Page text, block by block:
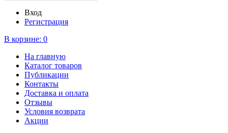
Вход
Регистрация
В корзине: 0
На главную
Каталог товаров
Публикации
Контакты
Доставка и оплата
Отзывы
Условия возврата
Акции